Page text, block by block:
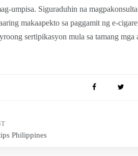
umpisa. Siguraduhin na
makaapekto sa paggamit ng e-
sertipikasyon mula sa tamang
Philippines